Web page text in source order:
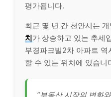
평가됩니다.
최근 몇 년 간 천안시는
치가 상승하고 있는 추세
부경파크빌2차 아파트 역
할 수 있는 위치에 있습니
“부동산 시장의 변화